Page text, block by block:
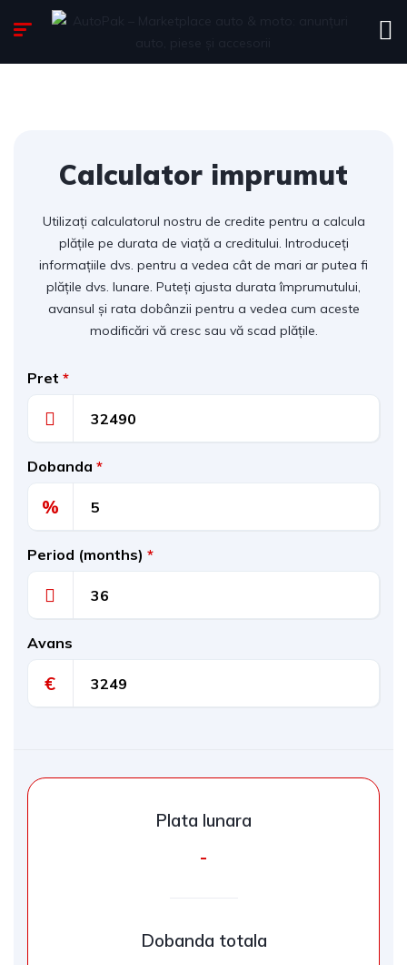
Calculator imprumut
Utilizați calculatorul nostru de credite pentru a calcula
plățile pe durata de viață a creditului. Introduceți
informațiile dvs. pentru a vedea cât de mari ar putea fi
plățile dvs. lunare. Puteți ajusta durata împrumutului,
avansul și rata dobânzii pentru a vedea cum aceste
modificări vă cresc sau vă scad plățile.
Pret *
Dobanda *
%
Period (months) *
Avans
€
Plata lunara
-
Dobanda totala